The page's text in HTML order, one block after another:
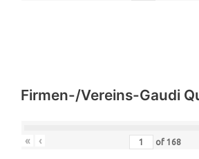
Firmen-/Vereins-Gaudi
« ‹ of 168